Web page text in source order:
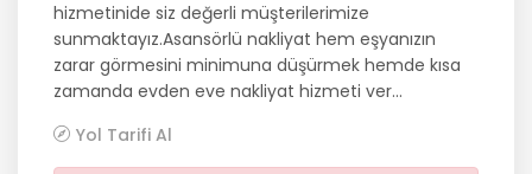
hizmetinide siz değerli müşterilerimize
sunmaktayız.Asansörlü nakliyat hem eşyanızın
zarar görmesini minimuna düşürmek hemde kısa
zamanda evden eve nakliyat hizmeti ver...
Yol Tarifi Al